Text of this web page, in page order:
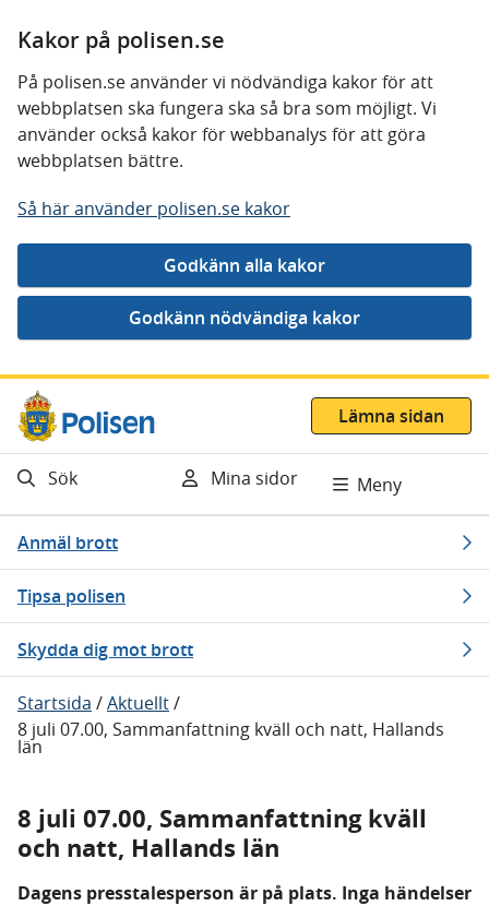
Kakor på polisen.se
På polisen.se använder vi nödvändiga kakor för att
webbplatsen ska fungera ska så bra som möjligt. Vi
använder också kakor för webbanalys för att göra
webbplatsen bättre.
Så här använder polisen.se kakor
Gå direkt till innehåll
Lämna sidan
Sök Mina sidor Meny
Anmäl brott
Tipsa polisen
Skydda dig mot brott
Startsida /Aktuellt/
8 juli 07.00, Sammanfattning kväll och natt, Hallands
län
8 juli 07.00, Sammanfattning kväll
och natt, Hallands län
Dagens presstalesperson är på plats. Inga händelser